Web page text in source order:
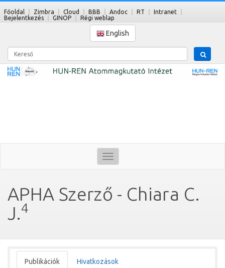
Főoldal Zimbra Cloud BBB Andoc RT
Intranet
Bejelentkezés
GINOP Régi weblap
English
Kereső
Toggle
navigation
APHA Szerző - Chiara C.
J.4
Publikációk Hivatkozások